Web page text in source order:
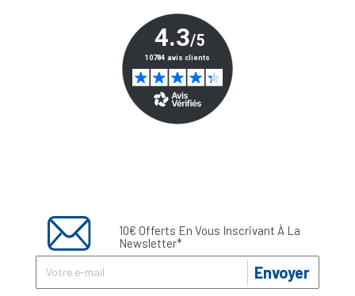
10€ Offerts En Vous Inscrivant À La
Newsletter*
Envoyer